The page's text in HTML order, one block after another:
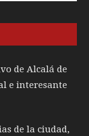
de Alcalá de
e interesante
de la ciudad,